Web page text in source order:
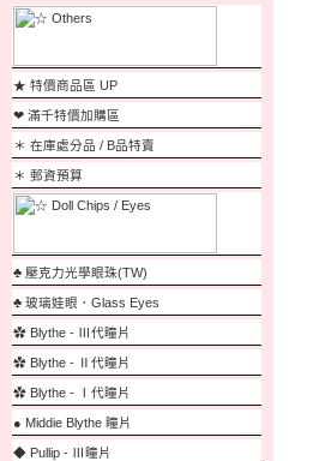
★ 特價商品區 UP
❤ 滿千特價加購區
＊ 在庫處分品 / B品特賣
＊ 郵資預算
♣ 壓克力光學眼珠(TW)
♣ 玻璃娃眼．Glass Eyes
✿ Blythe - Ⅲ代瞳片
✿ Blythe - Ⅱ代瞳片
✿ Blythe - Ⅰ代瞳片
● Middie Blythe 瞳片
◆ Pullip - Ⅲ瞳片